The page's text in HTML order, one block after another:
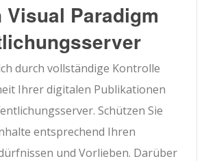
Visual Paradigm
durch vollständige Kontrolle
Ihrer digitalen Publikationen
Schützen Sie
entsprechend Ihren
und Vorlieben. Darüber